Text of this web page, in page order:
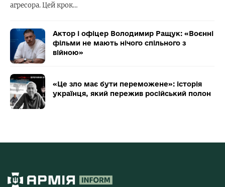
агресора. Цей крок…
Актор і офіцер Володимир Ращук: «Воєнні
фільми не мають нічого спільного з
війною»
«Це зло має бути переможене»: історія
українця, який пережив російський полон